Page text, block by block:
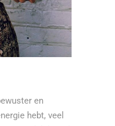
en
hebt, veel